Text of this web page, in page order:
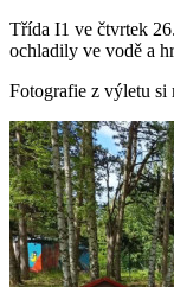
Třída I1 ve čtvrtek
ochladily ve vodě a
Fotografie z výletu si